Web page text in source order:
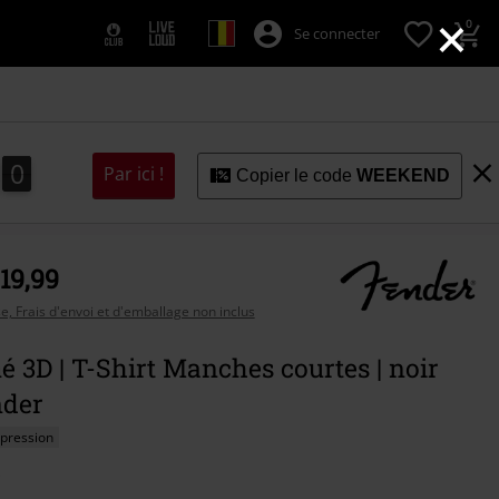
×
Se connecter 0
8
0
9 Par ici ! Copier le codeWEEKEND
Frais d'envoi et d'emballage non inclus
3D | T-Shirt Manches courtes | noir